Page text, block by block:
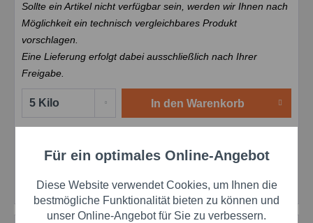
Sollte ein Artikel nicht verfügbar sein, werden wir Ihnen nach
Möglichkeit ein technisch vergleichbares Produkt
vorschlagen.
Eine Lieferung erfolgt dabei ausschließlich nach Ihrer
Freigabe.
In den Warenkorb
Preis anfragen
Herstellernr.:
602362
Funktionale Aktiv
Marketing Aktiv
Für ein optimales Online-Angebot
Diese Website verwendet Cookies, um Ihnen die
bestmögliche Funktionalität bieten zu können und
unser Online-Angebot für Sie zu verbessern.